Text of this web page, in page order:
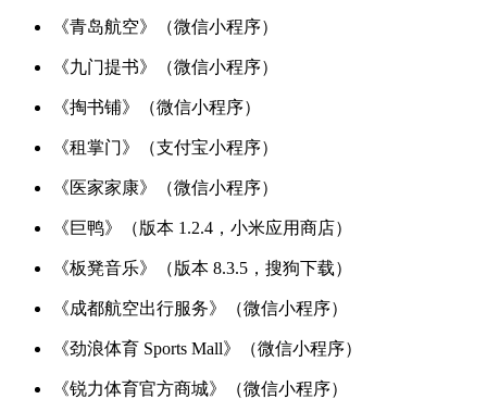
《青岛航空》（微信小程序）
《九门提书》（微信小程序）
《掏书铺》（微信小程序）
《租掌门》（支付宝小程序）
《医家家康》（微信小程序）
《巨鸭》（版本 1.2.4，小米应用商店）
《板凳音乐》（版本 8.3.5，搜狗下载）
《成都航空出行服务》（微信小程序）
《劲浪体育 Sports Mall》（微信小程序）
《锐力体育官方商城》（微信小程序）